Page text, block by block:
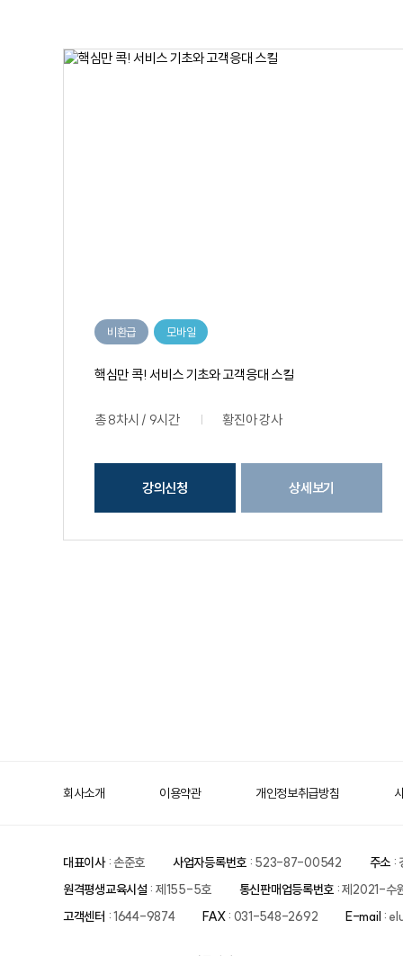
비환급 모바일
핵심만 콕! 서비스 기초와 고객응대 스킬
총 8차시 / 9시간 황진아 강사
강의신청 상세보기
회사소개 이용약관 개인정보취급방침
대표이사: 손준호 사업자등록번호 : 523-87-00542 주소:
원격평생교육시설 : 제155-5호 통신판매업등록번호 : 제2021-수
고객센터 : 1644-9874 FAX: 031-548-2692 E-mail :